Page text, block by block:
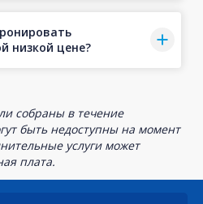
низкой цене?
собраны в течение
быть недоступны на момент
услуги может
плата.